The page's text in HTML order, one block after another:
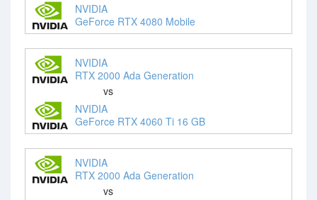
NVIDIA
GeForce RTX 4080 Mobile
NVIDIA
RTX 2000 Ada Generation
vs
NVIDIA
GeForce RTX 4060 Ti 16 GB
NVIDIA
RTX 2000 Ada Generation
vs